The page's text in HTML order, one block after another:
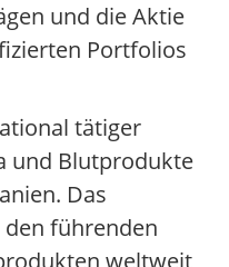
und die Aktie
Portfolios
tätiger
und Blutprodukte
Das
führenden